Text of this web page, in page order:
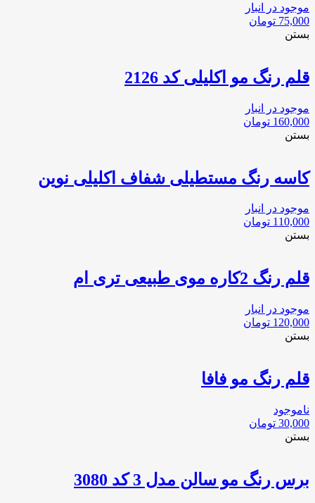
موجود در انبار
75,000 تومان
بستن
قلم رنگ مو اکلیلی کد 2126
موجود در انبار
160,000 تومان
بستن
کاسه رنگ مستطیلی شفاف اکلیلی نوین
موجود در انبار
110,000 تومان
بستن
قلم رنگ 2کاره موی طبیعی تری ام
موجود در انبار
120,000 تومان
بستن
قلم رنگ مو فافا
ناموجود
30,000 تومان
بستن
برس رنگ مو سالن مدل 3 كد 3080